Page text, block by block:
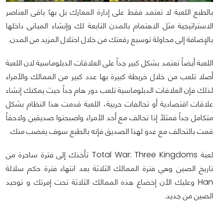
بالطبع اللعبة لا تعتمد فقط على إدارة المعارك بل بها باقى العناصر
الاستراتيجية مثل الاهتمام بالمدن التابعة لك وإنشاء المبانى داخلها
بالإضافة إلى محاولة توسيع رقعتك من خلال احتلال المزيد من المدن.
اللعبة أيضاً تعتمد بشكل كبير جداً على العلاقات الدبلوماسية لان اللعبة
أصلا تلعب من خلال خريطة كبيرة بها عدد كبير من الممالك والأمراء
لذلك فإن العلاقات الدبلوماسية تلعب دور هام جداً حيث يمكنك إنشاء
علاقات اقتصادية أو تحالفات حربية، اللعبة قدمت هذا النظام بشكل
متكامل جداً فمثلاً إذا تحالف مع أحد الأمراء واصبحتوا صديقين ولاحقاً
قمت بالتحالف مع عدو لهذا الصديق فإنه بالطبع سوف يغضب منك.
لعبة Total War: Three Kingdoms تأخذك إلى فترة ساحرة من
تاريخ الصين وهي فترة الممالك الثلاثة بعد انتهاء فترة حكم سلالة
Han وعليك الأن إخضاع هذه الممالك الثلاثة تحت إمرتك و توحيد
الصين من جديد.